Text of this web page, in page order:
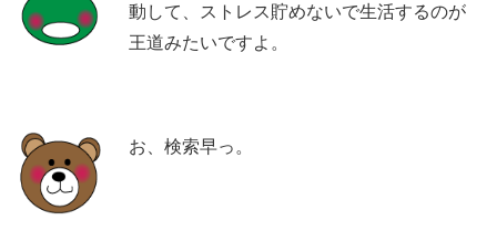
動して、ストレス貯めないで生活するのが
王道みたいですよ。
お、検索早っ。